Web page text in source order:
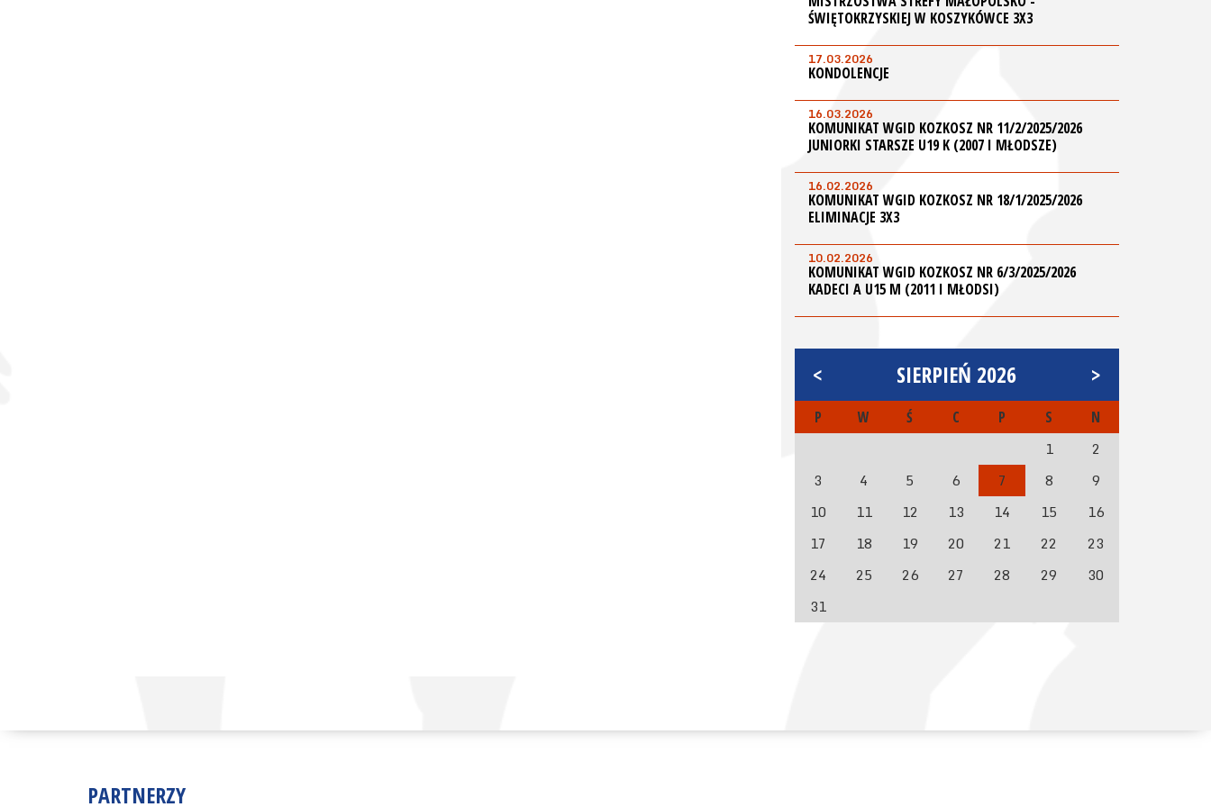
ŚWIĘTOKRZYSKIEJ W KOSZYKÓWCE 3X3
17.03.2026
KONDOLENCJE
16.03.2026
KOMUNIKAT WGID KOZKOSZ NR 11/2/2025/2026
JUNIORKI STARSZE U19 K (2007 I MŁODSZE)
16.02.2026
KOMUNIKAT WGID KOZKOSZ NR 18/1/2025/2026
ELIMINACJE 3X3
10.02.2026
KOMUNIKAT WGID KOZKOSZ NR 6/3/2025/2026
KADECI A U15 M (2011 I MŁODSI)
< SIERPIEŃ 2026 >
P W Ś C P S N
1
2
3
4 5 6 7 8
9
10
11 12 13 14 15
16
17
18 19 20 21 22
23
24
25 26 27 28 29
30
31
PARTNERZY